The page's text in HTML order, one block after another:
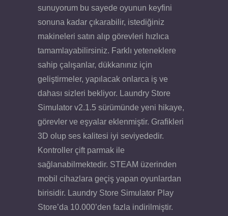
sunuyorum bu sayede oyunun keyfini
sonuna kadar çıkarabilir, istediğiniz
makineleri satın alıp görevleri hızlıca
tamamlayabilirsiniz. Farklı yeteneklere
sahip çalışanlar, dükkanınız için
geliştirmeler, yapılacak onlarca iş ve
dahası sizleri bekliyor. Laundry Store
Simulator v2.1.5 sürümünde yeni hikaye,
görevler ve eşyalar eklenmiştir. Grafikleri
3D olup ses kalitesi iyi seviyededir.
Kontroller çift parmak ile
sağlanabilmektedir. STEAM üzerinden
mobil cihazlara geçiş yapan oyunlardan
birisidir. Laundry Store Simulator Play
Store’da 10.000’den fazla indirilmiştir.